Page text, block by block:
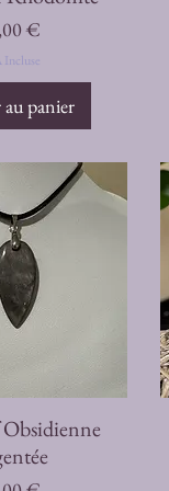
€
Incluse
panier
rapide